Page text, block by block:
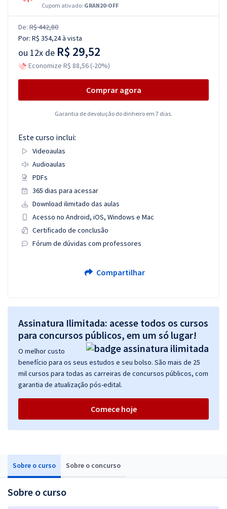
Sobre o curso Sobre o concurso
Sobre o curso
Cupom ativado: GRAN20-OFF
De: R$ 442,80
Por: R$ 354,24à vista
ou 12x de R$ 29,52
Economize R$ 88,56 (-20%)
Comprar agora
Garantia de devolução do dinheiro em 7 dias.
Este curso inclui:
Videoaulas
Audioaulas
PDFs
365 dias para acessar
Download ilimitado das aulas
Acesso no Android, iOS, Windows e Mac
Certificado de conclusão
Fórum de dúvidas com professores
Compartilhar
Assinatura Ilimitada: acesse todos os cursos
para concursos públicos, em um só lugar!
O melhor custo
benefício para os seus estudos e seu bolso. São mais de 25
mil cursos para todas as carreiras de concursos públicos, com
garantia de atualização pós-edital.
Comece hoje